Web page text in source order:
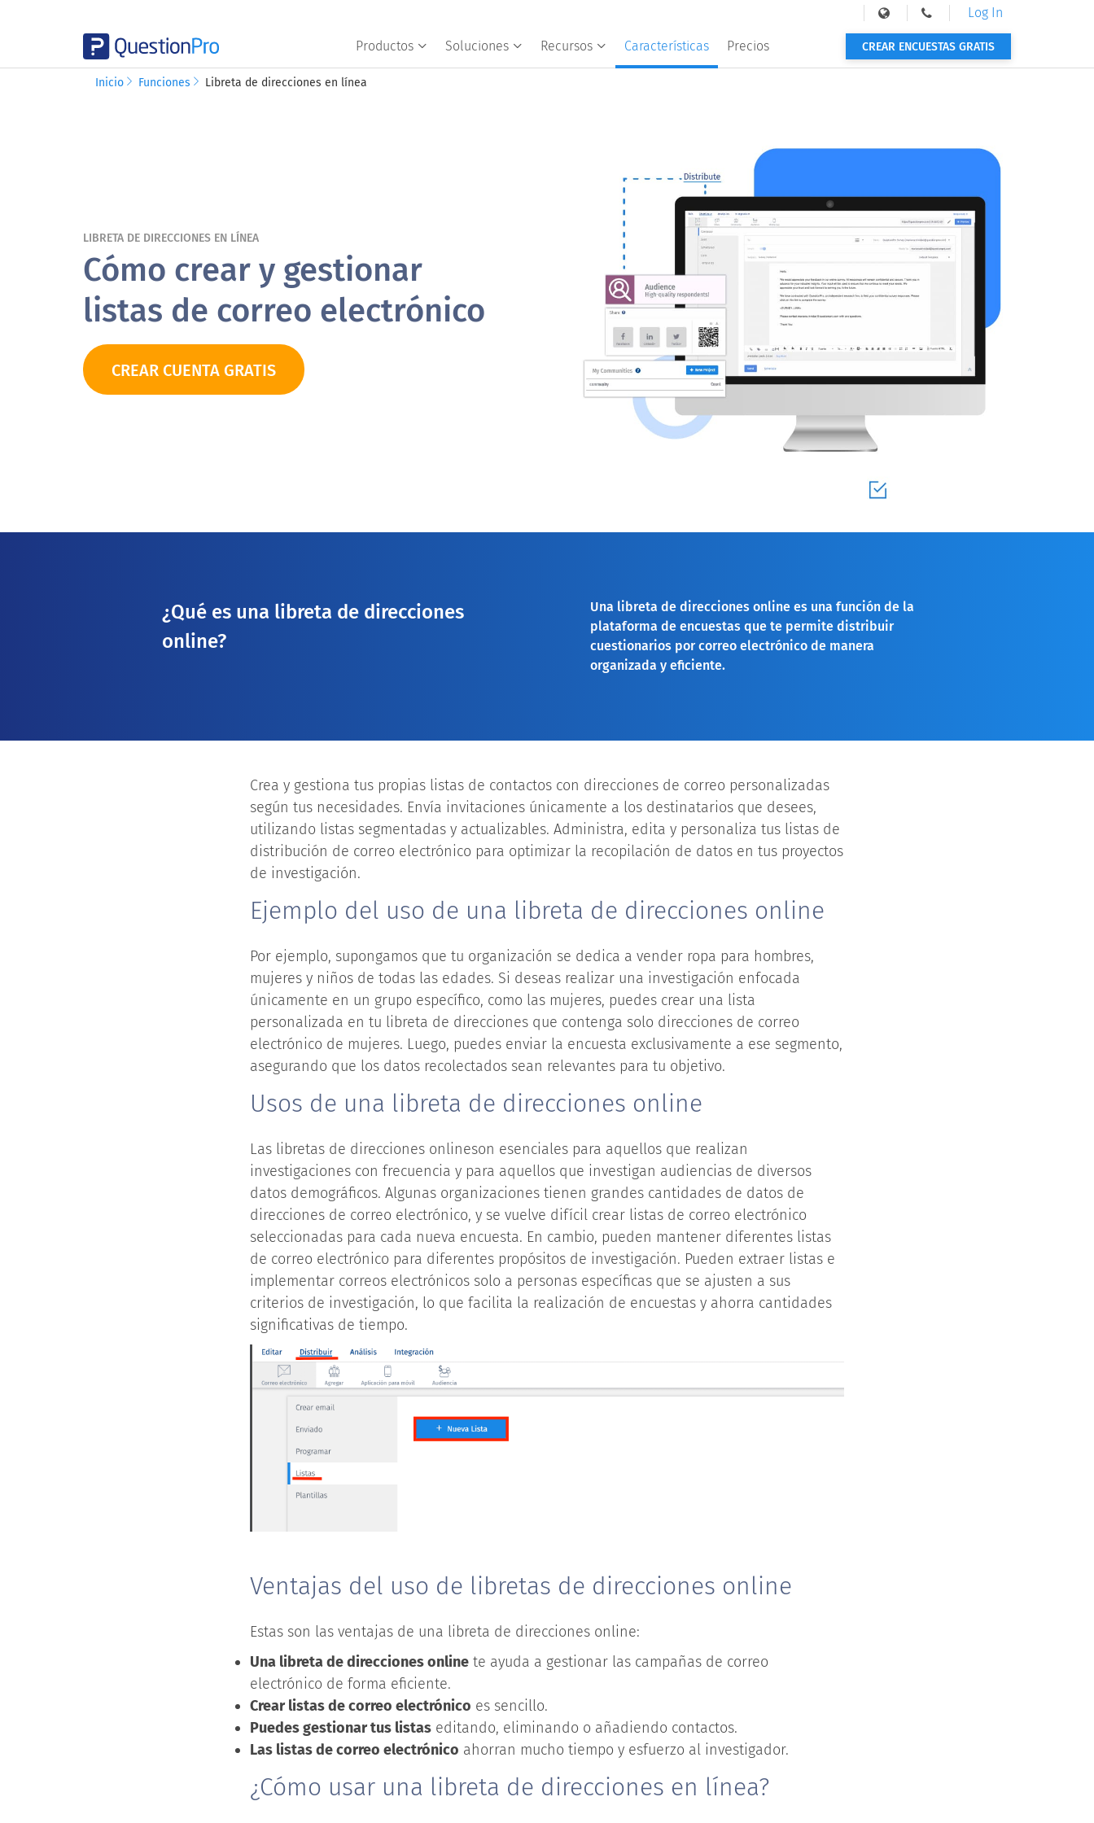
Productos Soluciones Recursos Características Precios
Log In
CREAR ENCUESTAS GRATIS
Inicio Funciones Libreta de direcciones en línea
LIBRETA DE DIRECCIONES EN LÍNEA
Cómo crear y gestionar
listas de correo electrónico
CREAR CUENTA GRATIS
¿Qué es una libreta de direcciones
online?
Una libreta de direcciones online es una función de la
plataforma de encuestas que te permite distribuir
cuestionarios por correo electrónico de manera
organizada y eficiente.
Crea y gestiona tus propias listas de contactos con direcciones de correo personalizadas
según tus necesidades. Envía invitaciones únicamente a los destinatarios que desees,
utilizando listas segmentadas y actualizables. Administra, edita y personaliza tus listas de
distribución de correo electrónico para optimizar la recopilación de datos en tus proyectos
de investigación.
Ejemplo del uso de una libreta de direcciones online
Por ejemplo, supongamos que tu organización se dedica a vender ropa para hombres,
mujeres y niños de todas las edades. Si deseas realizar una investigación enfocada
únicamente en un grupo específico, como las mujeres, puedes crear una lista
personalizada en tu libreta de direcciones que contenga solo direcciones de correo
electrónico de mujeres. Luego, puedes enviar la encuesta exclusivamente a ese segmento,
asegurando que los datos recolectados sean relevantes para tu objetivo.
Usos de una libreta de direcciones online
Las libretas de direcciones onlineson esenciales para aquellos que realizan
investigaciones con frecuencia y para aquellos que investigan audiencias de diversos
datos demográficos. Algunas organizaciones tienen grandes cantidades de datos de
direcciones de correo electrónico, y se vuelve difícil crear listas de correo electrónico
seleccionadas para cada nueva encuesta. En cambio, pueden mantener diferentes listas
de correo electrónico para diferentes propósitos de investigación. Pueden extraer listas e
implementar correos electrónicos solo a personas específicas que se ajusten a sus
criterios de investigación, lo que facilita la realización de encuestas y ahorra cantidades
significativas de tiempo.
Ventajas del uso de libretas de direcciones online
Estas son las ventajas de una libreta de direcciones online:
Una libreta de direcciones online te ayuda a gestionar las campañas de correo
electrónico de forma eficiente.
Crear listas de correo electrónico es sencillo.
Puedes gestionar tus listas editando, eliminando o añadiendo contactos.
Las listas de correo electrónico ahorran mucho tiempo y esfuerzo al investigador.
¿Cómo usar una libreta de direcciones en línea?